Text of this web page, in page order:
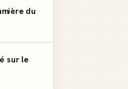
du
sur le